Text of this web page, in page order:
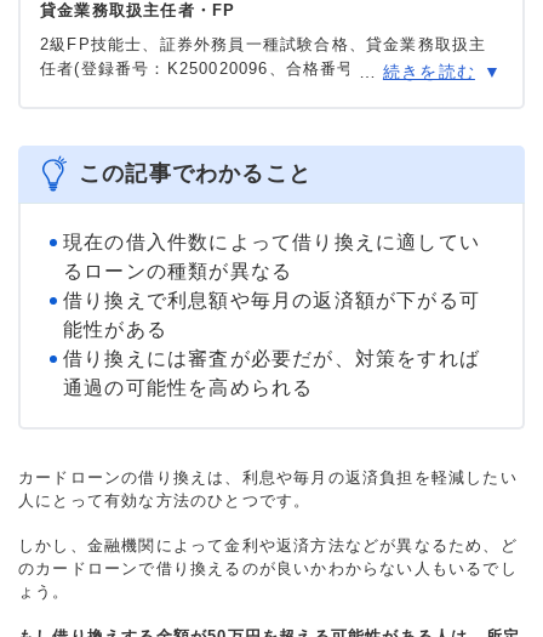
貸金業務取扱主任者・FP
2級FP技能士、証券外務員一種試験合格、貸金業務取扱主
任者(登録番号：K250020096、合格番号：第F241000177
ン、FX、不動産、保険など、多くの金融領域における情報
メディアの編集・監修に携わり、実績は計2000本以上。ロ
ーン利用者へのインタビューなども多数実施し、専門知識
＞＞公式ページ
続きを読む
この記事でわかること
現在の借入件数によって借り換えに適してい
るローンの種類が異なる
借り換えで利息額や毎月の返済額が下がる可
能性がある
借り換えには審査が必要だが、対策をすれば
通過の可能性を高められる
カードローンの借り換えは、利息や毎月の返済負担を軽減したい
人にとって有効な方法のひとつです。
しかし、金融機関によって金利や返済方法などが異なるため、ど
のカードローンで借り換えるのが良いかわからない人もいるでし
ょう。